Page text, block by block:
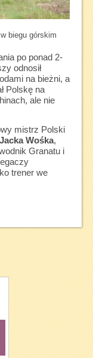
biegu górskim
po ponad 2-
odnosił
na bieżni, a
Polskę na
ale nie
mistrz Polski
Jacka Wośka,
Granatu i
trener we